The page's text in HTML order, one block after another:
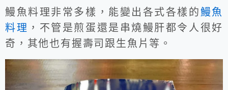
鰻魚料理非常多樣，能變出各式各樣的鰻魚
料理 ，不管是煎蛋還是串燒鰻肝都令人很好
奇，其他也有握壽司跟生魚片等。